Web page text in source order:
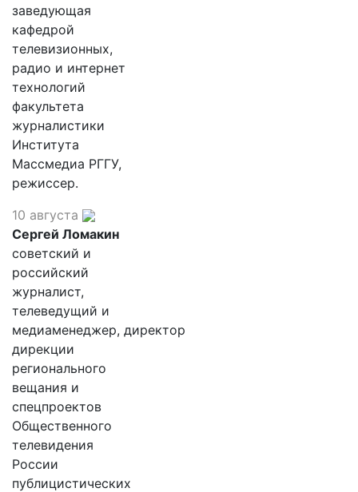
заведующая
кафедрой
телевизионных,
радио и интернет
технологий
факультета
журналистики
Института
Массмедиа РГГУ,
режиссер.
10 августа
Сергей Ломакин
советский и
российский
журналист,
телеведущий и
медиаменеджер, директор
дирекции
регионального
вещания и
спецпроектов
Общественного
телевидения
России
публицистических